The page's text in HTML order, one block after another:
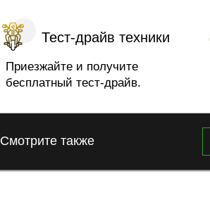
Тест-драйв техники
Приезжайте и получите
бесплатный тест-драйв.
Смотрите также